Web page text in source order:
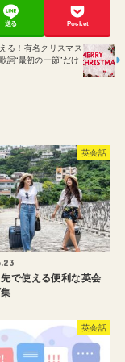
送る Pocket
る！有名クリスマス
詞“最初の一節”だけ
英会話
で使える便利な英会
英会話